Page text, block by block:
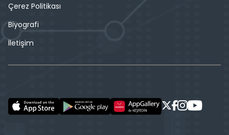
Çerez Politikası
Biyografi
İletişim